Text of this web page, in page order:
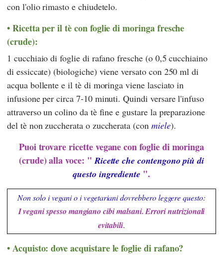
con l'olio rimasto e chiudetelo.
Ricetta per il tè con foglie di moringa fresche
(crude):
1 cucchiaio di foglie di rafano fresche (o 0,5 cucchiaino
di essiccate) (biologiche) viene versato con 250 ml di
acqua bollente e il tè di moringa viene lasciato in
infusione per circa 7-10 minuti. Quindi versare l'infuso
attraverso un colino da tè fine e gustare la preparazione
del tè non zuccherata o zuccherata (con miele).
Puoi trovare ricette vegane con foglie di moringa
(crude) alla voce: "Ricette che contengono più di
questo ingrediente ".
Non solo i vegani o i vegetariani dovrebbero leggere questo:
I vegani spesso mangiano cibi malsani. Errori nutrizionali
evitabili.
Acquisto: dove acquistare le foglie di rafano?